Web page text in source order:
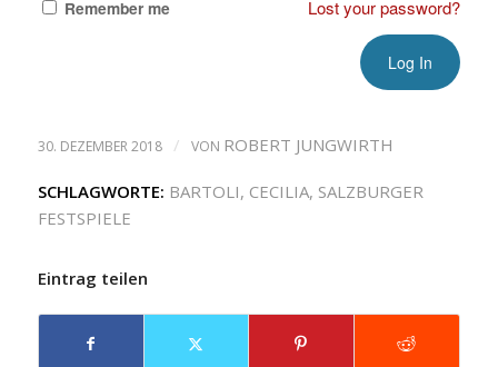
Remember me Lost your password?
30. DEZEMBER 2018 / VON ROBERT JUNGWIRTH
SCHLAGWORTE: BARTOLI, CECILIA, SALZBURGER
FESTSPIELE
Eintrag teilen